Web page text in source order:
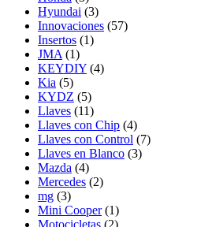
Hyundai (3)
Innovaciones (57)
Insertos (1)
JMA (1)
KEYDIY (4)
Kia (5)
KYDZ (5)
Llaves (11)
Llaves con Chip (4)
Llaves con Control (7)
Llaves en Blanco (3)
Mazda (4)
Mercedes (2)
mg (3)
Mini Cooper (1)
Motocicletas (2)